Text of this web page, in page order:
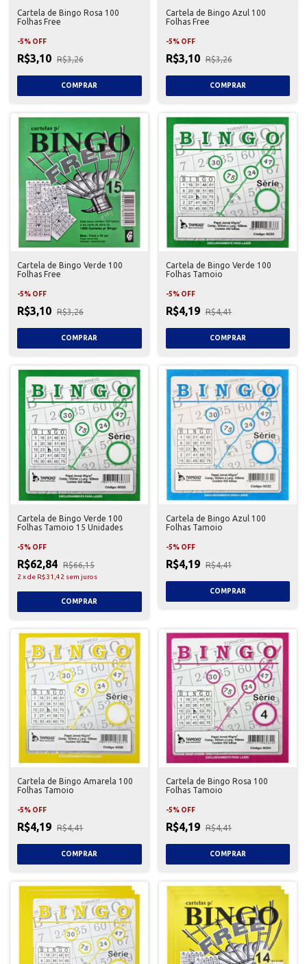
Cartela de Bingo Rosa 100
Folhas Free
-5% OFF
R$3,10 R$3,26
Cartela de Bingo Azul 100
Folhas Free
-5% OFF
R$3,10 R$3,26
Cartela de Bingo Verde 100
Folhas Free
-5% OFF
R$3,10 R$3,26
Cartela de Bingo Verde 100
Folhas Tamoio
-5% OFF
R$4,19 R$4,41
Cartela de Bingo Verde 100
Folhas Tamoio 15 Unidades
-5% OFF
R$62,84 R$66,15
2 xde R$31,42 sem juros
Cartela de Bingo Azul 100
Folhas Tamoio
-5% OFF
R$4,19 R$4,41
Cartela de Bingo Amarela 100
Folhas Tamoio
-5% OFF
R$4,19 R$4,41
Cartela de Bingo Rosa 100
Folhas Tamoio
-5% OFF
R$4,19 R$4,41